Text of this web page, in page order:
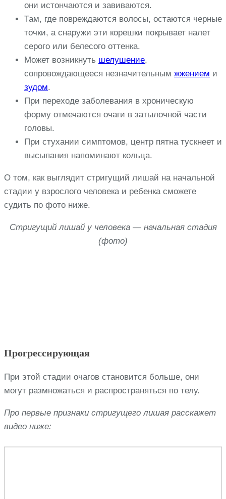
они истончаются и завиваются.
Там, где повреждаются волосы, остаются черные
точки, а снаружи эти корешки покрывает налет
серого или белесого оттенка.
Может возникнуть шелушение,
сопровождающееся незначительным жжением и
зудом.
При переходе заболевания в хроническую
форму отмечаются очаги в затылочной части
головы.
При стухании симптомов, центр пятна тускнеет и
высыпания напоминают кольца.
О том, как выглядит стригущий лишай на начальной
стадии у взрослого человека и ребенка сможете
судить по фото ниже.
Стригущий лишай у человека — начальная стадия
(фото)
Прогрессирующая
При этой стадии очагов становится больше, они
могут размножаться и распространяться по телу.
Про первые признаки стригущего лишая расскажет
видео ниже: